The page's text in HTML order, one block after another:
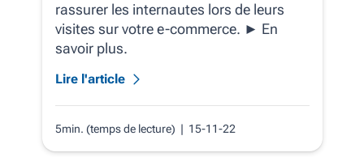
rassurer les internautes lors de leurs
visites sur votre e-commerce. ► En
savoir plus.
Lire l'article
5min. (temps de lecture) | 15-11-22